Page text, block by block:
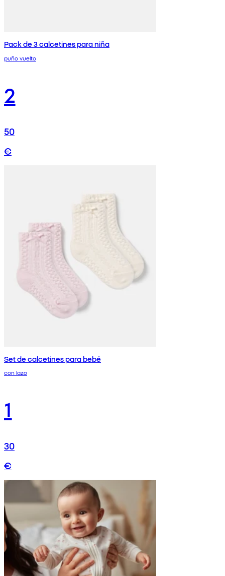
Pack de 3 calcetines para niña
puño vuelto
2
50
€
Set de calcetines para bebé
con lazo
1
30
€